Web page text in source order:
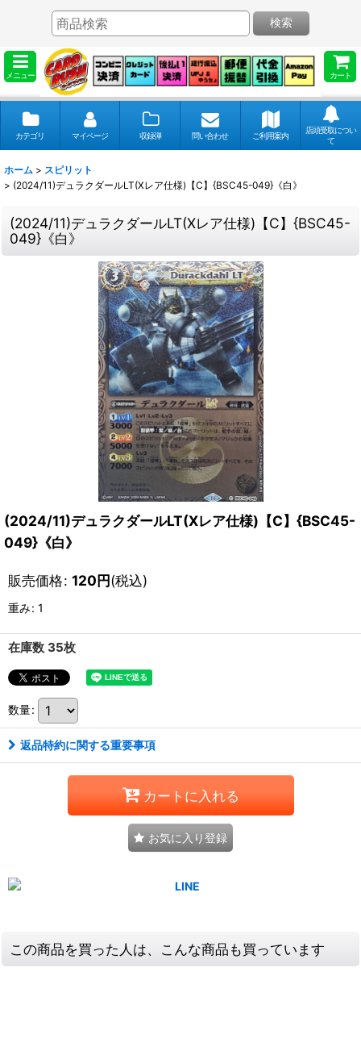
メニュー カート
検索
カテゴリ マイページ 収録弾 問い合わせ ご利用案内
店頭受取につい
て
ホーム > スピリット
> (2024/11)デュラクダールLT(Xレア仕様)【C】{BSC45-049}《白》
(2024/11)デュラクダールLT(Xレア仕様)【C】{BSC45-
049}《白》
(2024/11)デュラクダールLT(Xレア仕様)【C】{BSC45-
049}《白》
販売価格: 120円(税込)
重み: 1
在庫数 35枚
数量:
返品特約に関する重要事項
カートに入れる
お気に入り登録
この商品を買った人は、こんな商品も買っています